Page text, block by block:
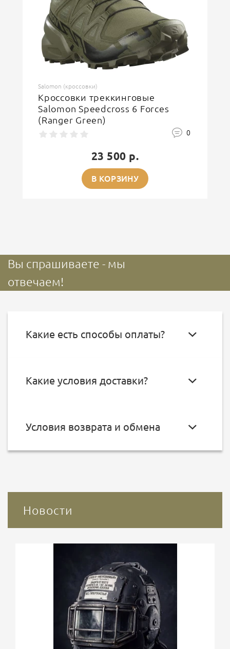
ОСТАВИТЬ ОТЗЫВ
Salomon (кроссовки)
Кроссовки треккинговые
Salomon Speedcross 6 Forces
(Ranger Green)
0
23 500 р.
В КОРЗИНУ
Вы спрашиваете - мы
отвечаем!
Какие есть способы оплаты?
Какие условия доставки?
Условия возврата и обмена
Новости